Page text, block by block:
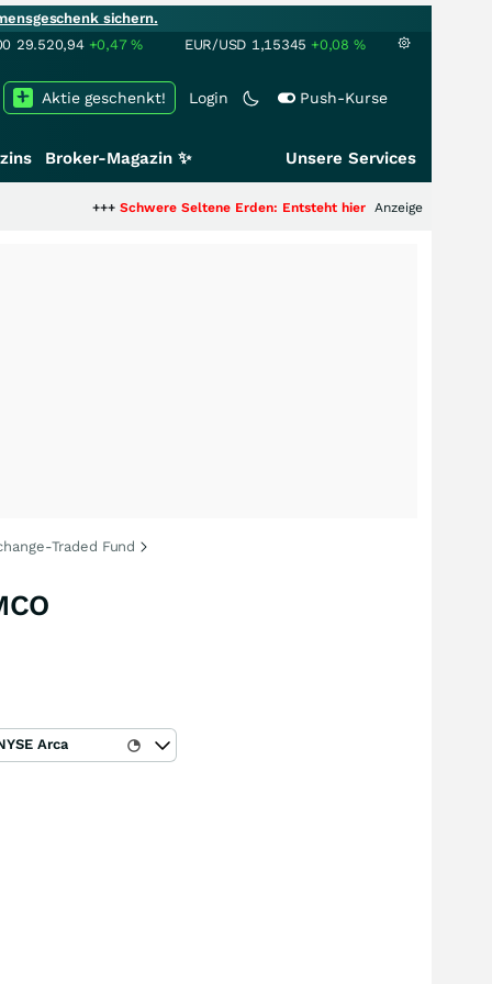
sichern.
29.520,94 +0,47% EUR/USD 1,15345 +0,08 %
Login Push-Kurse
Aktie geschenkt!
Broker-Magazin ✨ Unsere Services
Schwere Seltene Erden: Entsteht hier die nächste Milliardenstory?
Anzeige
Traded Fund
Arca